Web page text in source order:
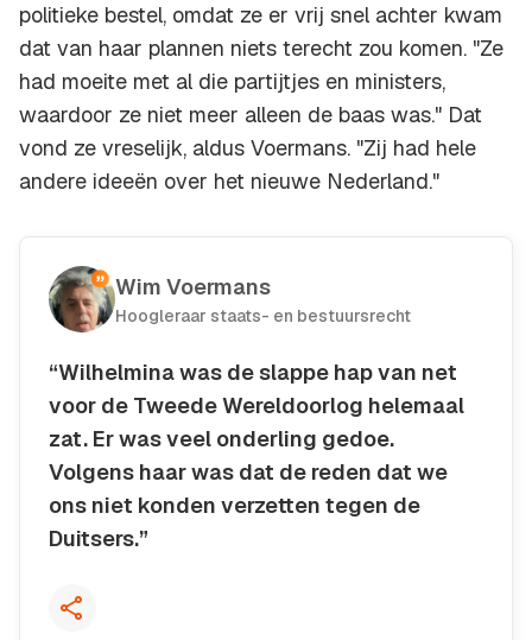
politieke bestel, omdat ze er vrij snel achter kwam
dat van haar plannen niets terecht zou komen. "Ze
had moeite met al die partijtjes en ministers,
waardoor ze niet meer alleen de baas was." Dat
vond ze vreselijk, aldus Voermans. "Zij had hele
andere ideeën over het nieuwe Nederland."
Wim Voermans
Hoogleraar staats- en bestuursrecht
“Wilhelmina was de slappe hap van net
voor de Tweede Wereldoorlog helemaal
zat. Er was veel onderling gedoe.
Volgens haar was dat de reden dat we
ons niet konden verzetten tegen de
Duitsers.”Kopieer quote